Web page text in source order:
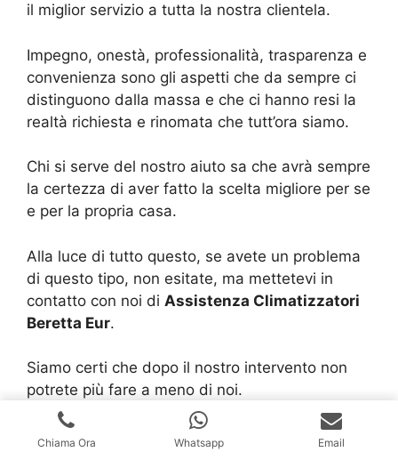
il miglior servizio a tutta la nostra clientela.
Impegno, onestà, professionalità, trasparenza e
convenienza sono gli aspetti che da sempre ci
distinguono dalla massa e che ci hanno resi la
realtà richiesta e rinomata che tutt’ora siamo.
Chi si serve del nostro aiuto sa che avrà sempre
la certezza di aver fatto la scelta migliore per se
e per la propria casa.
Alla luce di tutto questo, se avete un problema
di questo tipo, non esitate, ma mettetevi in
contatto con noi di Assistenza Climatizzatori
Beretta Eur.
Siamo certi che dopo il nostro intervento non
potrete più fare a meno di noi.
Ecco tutti i link utili per la tua Caldaia
Chiama Ora Whatsapp Email